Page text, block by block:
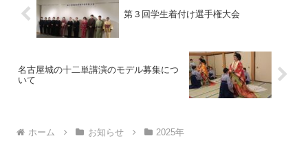
第３回学生着付け選手権大会
名古屋城の十二単講演のモデル募集につ
いて
ホーム お知らせ 2025年